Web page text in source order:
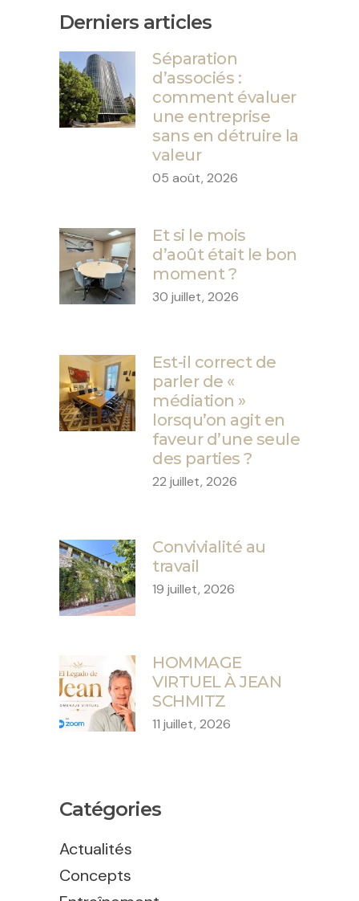
Derniers articles
Séparation
d’associés :
comment évaluer
une entreprise
sans en détruire la
valeur
05 août, 2026
Et si le mois
d’août était le bon
moment ?
30 juillet, 2026
Est-il correct de
parler de «
médiation »
lorsqu’on agit en
faveur d’une seule
des parties ?
22 juillet, 2026
Convivialité au
travail
19 juillet, 2026
HOMMAGE
VIRTUEL À JEAN
SCHMITZ
11 juillet, 2026
Catégories
Actualités
Concepts